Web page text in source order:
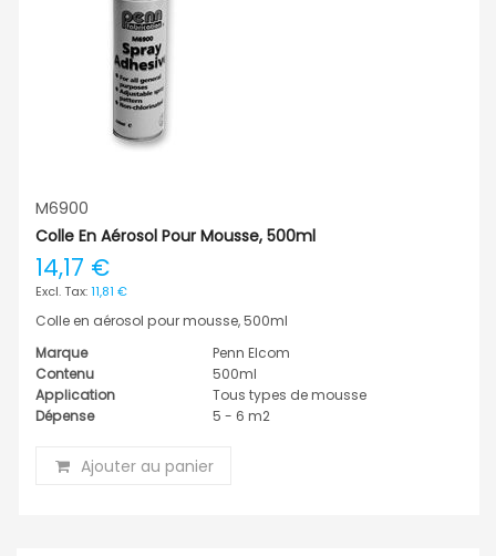
M6900
Colle En Aérosol Pour Mousse, 500ml
14,17 €
11,81 €
Colle en aérosol pour mousse, 500ml
Marque
Penn Elcom
Contenu
500ml
Application
Tous types de mousse
Dépense
5 - 6 m2
Ajouter au panier